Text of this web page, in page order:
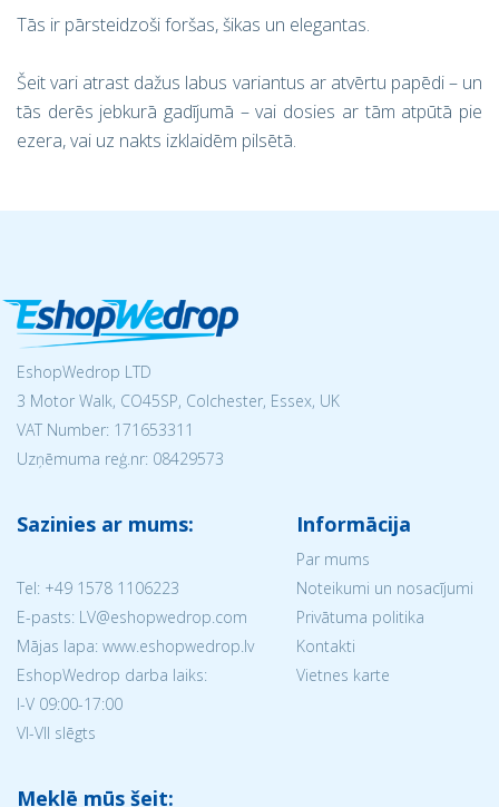
Tās ir pārsteidzoši foršas, šikas un elegantas.
Šeit vari atrast dažus labus variantus ar atvērtu papēdi – un
tās derēs jebkurā gadījumā – vai dosies ar tām atpūtā pie
ezera, vai uz nakts izklaidēm pilsētā.
EshopWedrop LTD
3 Motor Walk, CO45SP, Colchester, Essex, UK
VAT Number: 171653311
Uzņēmuma reģ.nr: 08429573
Sazinies ar mums:
Tel: +49 1578 1106223
E-pasts: LV@eshopwedrop.com
Mājas lapa: www.eshopwedrop.lv
EshopWedrop darba laiks:
I-V 09:00-17:00
VI-VII slēgts
Informācija
Par mums
Noteikumi un nosacījumi
Privātuma politika
Kontakti
Vietnes karte
Meklē mūs šeit: